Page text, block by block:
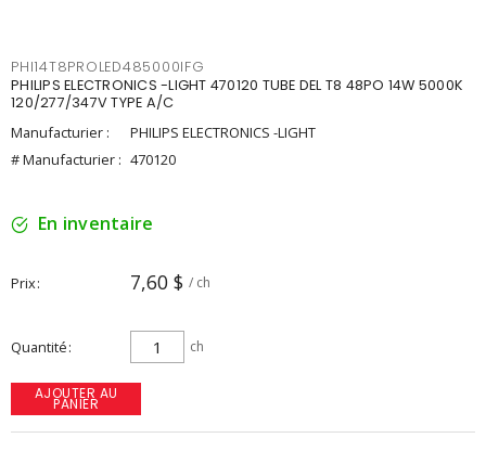
PHI14T8PROLED485000IFG
PHILIPS ELECTRONICS -LIGHT 470120 TUBE DEL T8 48PO 14W 5000K
120/277/347V TYPE A/C
Manufacturier :
PHILIPS ELECTRONICS -LIGHT
# Manufacturier : 470120
En inventaire
Prix 7,60 $ / ch
Quantité ch
AJOUTER AU
PANIER